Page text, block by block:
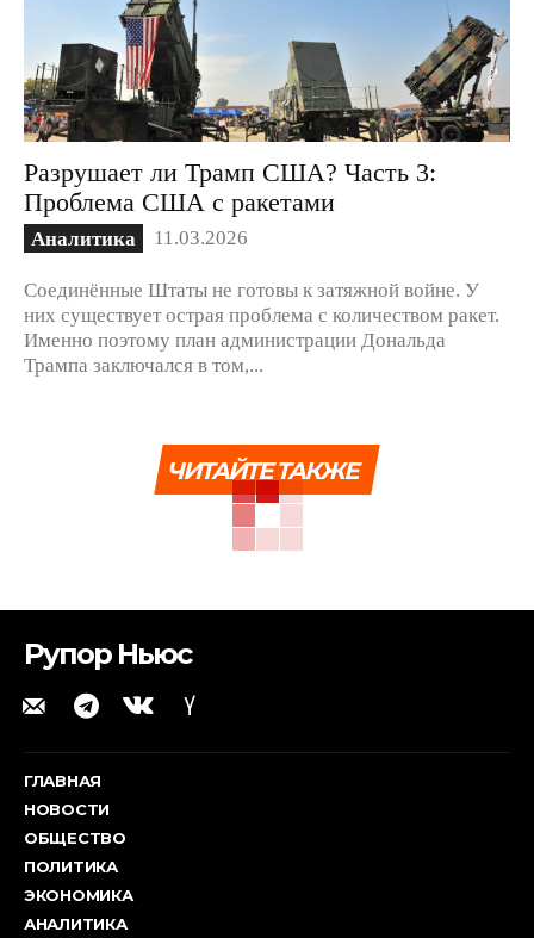
Разрушает ли Трамп США? Часть 3:
Проблема США с ракетами
Аналитика 11.03.2026
Соединённые Штаты не готовы к затяжной войне. У
них существует острая проблема с количеством ракет.
Именно поэтому план администрации Дональда
Трампа заключался в том,...
ЧИТАЙТЕ ТАКЖЕ
Рупор Ньюс
ГЛАВНАЯ
НОВОСТИ
ОБЩЕСТВО
ПОЛИТИКА
ЭКОНОМИКА
АНАЛИТИКА